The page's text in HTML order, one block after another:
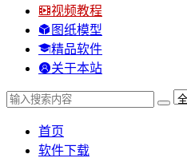
视频教程
图纸模型
精品软件
关于本站
首页
软件下载